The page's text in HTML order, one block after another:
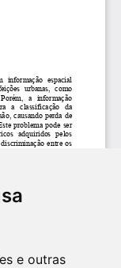
e outras